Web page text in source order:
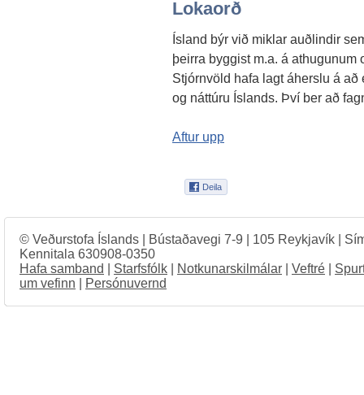
Lokaorð
Ísland býr við miklar auðlindir
þeirra byggist m.a. á
Stjórnvöld hafa lagt áherslu á
og náttúru Íslands. Því ber að
Aftur upp
© Veðurstofa Íslands | Bústaðavegi 7-9 | 105 Reykjavík |
Kennitala 630908-0350
Hafa samband
Starfsfólk Notkunarskilmálar Veftré
um vefinn
Persónuvernd